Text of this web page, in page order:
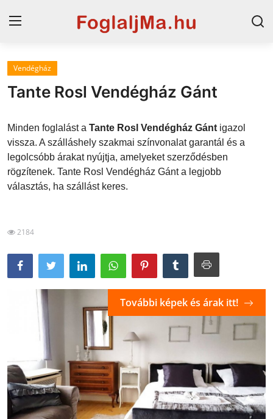
Magyarország
Szállások a Balatonon
Horvátország
Blog
Vendégház
Tante Rosl Vendégház Gánt
Minden foglalást a Tante Rosl Vendégház Gánt igazol
vissza. A szálláshely szakmai színvonalat garantál és a
legolcsóbb árakat nyújtja, amelyeket szerződésben
rögzítenek. Tante Rosl Vendégház Gánt a legjobb
választás, ha szállást keres.
2184
További képek és árak itt!